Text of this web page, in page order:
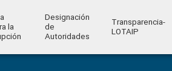
la
Designación
de
Autoridades
Transparencia-
LOTAIP